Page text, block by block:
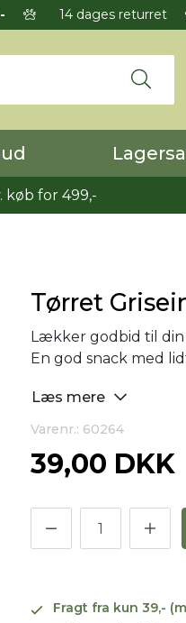
14 dages returret
køb for 499,-
Tørret
Lækker godbid til din
En god snack med
Læs mere
Varenr.: 60264
39,00 DKK
Fragt fra kun 39,-